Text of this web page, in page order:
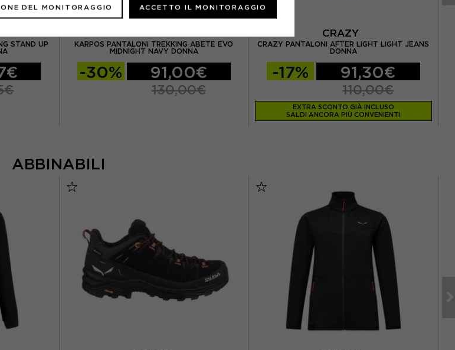
STAND UP
KARPOS PANTALONI TREKKING ABETE EVO
MIDNIGHT NAVY DONNA
-30% 91,00€
130,00€
CRAZY
CRAZY PANTALONI AFTER LIGHT LIGHT JEANS
DONNA
-17% 91,30€
110,00€
EXTRA SCONTO GIÀ INCLUSO
SALDI ANCORA PIÙ CONVENIENTI
ABBINABILI
DEL MONITORAGGIO ACCETTO IL MONITORAGGIO